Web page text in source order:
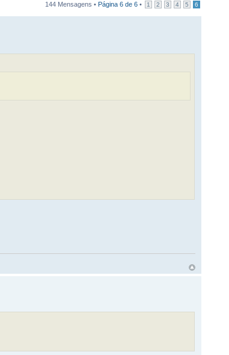
144 Mensagens • Página 6de 6• 1 2 3 4 5 6